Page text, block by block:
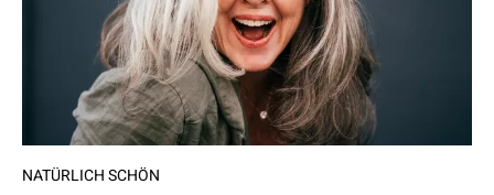
NATÜRLICH SCHÖN